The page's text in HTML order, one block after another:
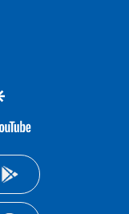
google
youtube-